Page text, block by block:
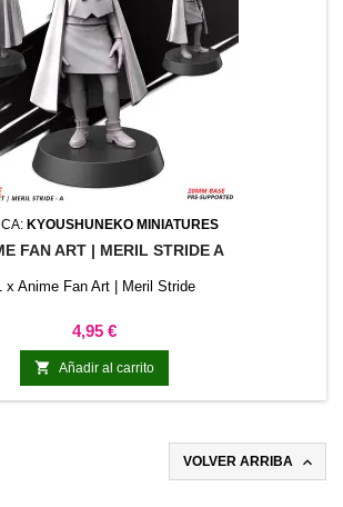
KYOUSHUNEKO MINIATURES
FAN ART | MERIL STRIDE A
x Anime Fan Art | Meril Stride
Precio
4,95 €
 Añadir al carrito
VOLVER ARRIBA 